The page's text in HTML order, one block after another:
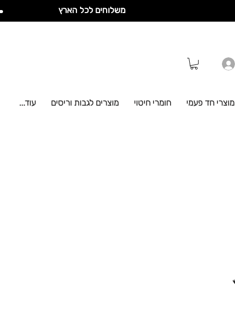
משלוחים לכל הארץ
מוצרי חד פעמי חומרי חיטוי מוצרים לגבות וריסים עוד...